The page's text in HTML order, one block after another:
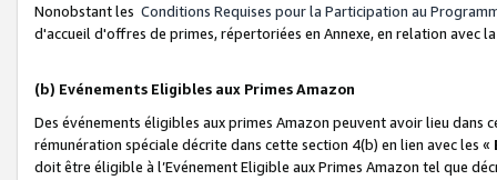
Nonobstant les Conditions Requises pour la Participation au
d'accueil d'offres de primes, répertoriées en Annexe, en relation avec
(b) Evénements Eligibles aux Primes Amazon
Des événements éligibles aux primes Amazon peuvent avoir lieu dans
rémunération spéciale décrite dans cette section 4(b) en lien avec les «
doit être éligible à l’Evénement Eligible aux Primes Amazon tel que